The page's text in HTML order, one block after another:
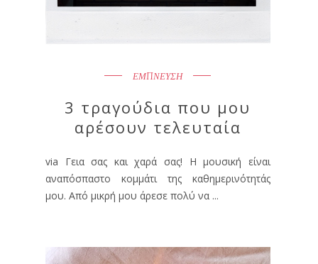
ΕΜΠΝΕΥΣΗ
3 τραγούδια που μου
αρέσουν τελευταία
via Γεια σας και χαρά σας! Η μουσική είναι
αναπόσπαστο κομμάτι της καθημερινότητάς
μου. Από μικρή μου άρεσε πολύ να ...